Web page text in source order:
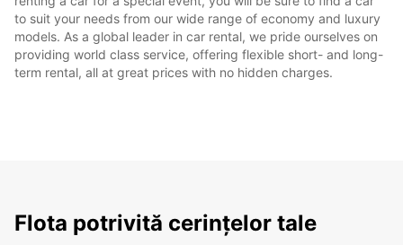
to suit your needs from our wide range of economy and luxury
models. As a global leader in car rental, we pride ourselves on
providing world class service, offering flexible short- and long-
term rental, all at great prices with no hidden charges.
Flota potrivită cerințelor tale